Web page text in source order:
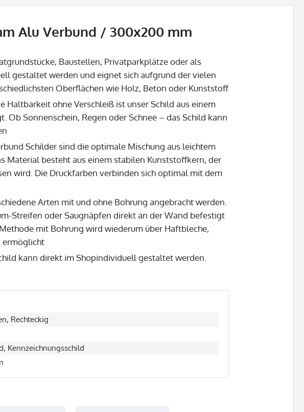
Alu Verbund / 300x200 mm
Baustellen, Privatparkplätze oder als
gestaltet werden und eignet sich aufgrund der vielen
Oberflächen wie Holz, Beton oder Kunststoff
Haltbarkeit ohne Verschleiß ist unser Schild aus einem
Sonnenschein, Regen oder Schnee – das Schild kann
Schilder sind die optimale Mischung aus leichtem
Material besteht aus einem stabilen Kunststoffkern, der
wird. Die Druckfarben verbinden sich optimal mit dem
Arten mit und ohne Bohrung angebracht werden.
Streifen oder Saugnäpfen direkt an der Wand befestigt
mit Bohrung wird wiederum über Haftbleche,
ermöglicht
kann direkt im Shopindividuell gestaltet werden.
Rechteckig
Kennzeichnungsschild